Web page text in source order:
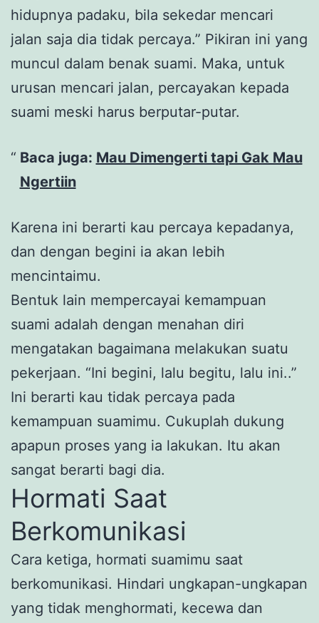
hidupnya padaku, bila sekedar mencari
jalan saja dia tidak percaya.” Pikiran ini yang
muncul dalam benak suami. Maka, untuk
urusan mencari jalan, percayakan kepada
suami meski harus berputar-putar.
Baca juga: Mau Dimengerti tapi Gak Mau
Ngertiin
Karena ini berarti kau percaya kepadanya,
dan dengan begini ia akan lebih
mencintaimu.
Bentuk lain mempercayai kemampuan
suami adalah dengan menahan diri
mengatakan bagaimana melakukan suatu
pekerjaan. “Ini begini, lalu begitu, lalu ini..”
Ini berarti kau tidak percaya pada
kemampuan suamimu. Cukuplah dukung
apapun proses yang ia lakukan. Itu akan
sangat berarti bagi dia.
Hormati Saat
Berkomunikasi
Cara ketiga, hormati suamimu saat
berkomunikasi. Hindari ungkapan-ungkapan
yang tidak menghormati, kecewa dan